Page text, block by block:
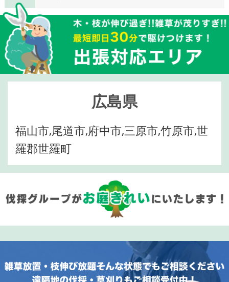
広島県
福山市,尾道市,府中市,三原市,竹原市,世
羅郡世羅町